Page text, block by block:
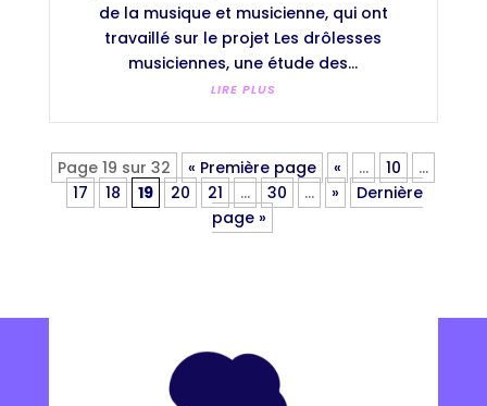
de la musique et musicienne, qui ont
travaillé sur le projet Les drôlesses
musiciennes, une étude des...
LIRE PLUS
Page 19 sur 32 « Première page « … 10
…
17
18 19 20 21 … 30 … »
Dernière
page »